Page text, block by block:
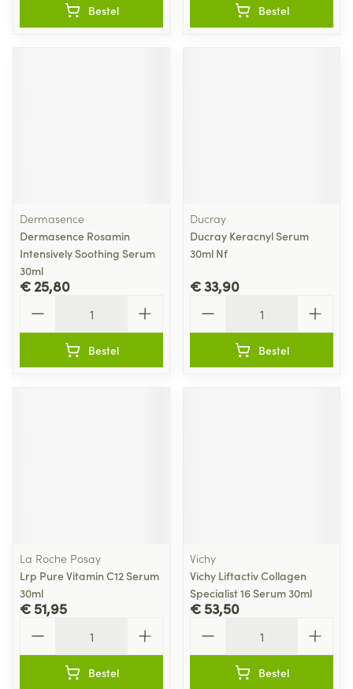
Bestel Bestel
Dermasence
Dermasence Rosamin
Intensively Soothing Serum
30ml
€ 25,80
Bestel
Ducray
Ducray Keracnyl Serum
30ml Nf
€ 33,90
Bestel
La Roche Posay
Lrp Pure Vitamin C12 Serum
30ml
€ 51,95
Bestel
Vichy
Vichy Liftactiv Collagen
Specialist 16 Serum 30ml
€ 53,50
Bestel